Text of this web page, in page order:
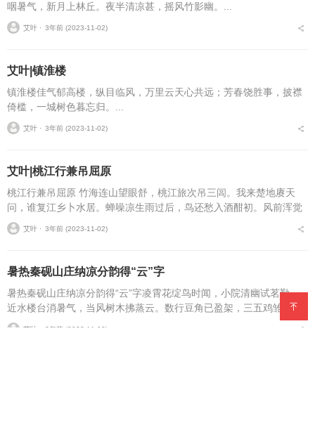
咽暑气，新月上林丘。夜半清凉甚，摇风竹影幽。...
艾叶 ⋅ 3年前 (2023-11-02)
艾叶|镇淮楼
镇淮楼佳气郁高楼，纵目临风，万里云天心共远；芳春饶胜事，披襟
倚槛，一城树色暮忘归。...
艾叶 ⋅ 3年前 (2023-11-02)
艾叶|桃江行兼吊屈原
桃江行兼吊屈原 竹海连山望眼舒，桃江旅次吊三闾。我来楚地赓天
问，谁复江乡卜水居。蝉噪凉生雨过后，鸟还愁入酒酣初。风前浑觉
神情倦，披览骚人一卷书。...
艾叶 ⋅ 3年前 (2023-11-02)
暑热秦砚山庄纳凉分韵得“云”字
暑热秦砚山庄纳凉分韵得“云”字凌霄花绽鸟时闻，小院清幽试茗勤。
近水楼台消暑气，当风树木拂蒸云。数行豆角已盈架，三五鸡雏自作
群。临别更弹琴一曲，归途骤雨落纷纷。...
艾叶 ⋅ 3年前 (2023-11-02)